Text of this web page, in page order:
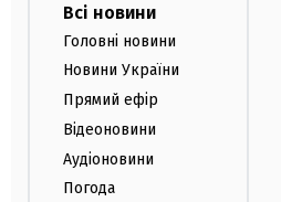
Всі новини
Головні новини
Новини України
Прямий ефір
Відеоновини
Аудіоновини
Погода